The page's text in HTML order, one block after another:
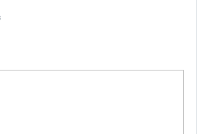
machine à laver et d'un sèche linge
et lave main